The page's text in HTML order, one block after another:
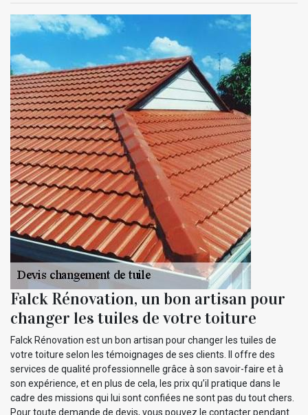
Falck Rénovation, un bon artisan pour
changer les tuiles de votre toiture
Falck Rénovation est un bon artisan pour changer les tuiles de
votre toiture selon les témoignages de ses clients. Il offre des
services de qualité professionnelle grâce à son savoir-faire et à
son expérience, et en plus de cela, les prix qu’il pratique dans le
cadre des missions qui lui sont confiées ne sont pas du tout chers.
Pour toute demande de devis, vous pouvez le contacter pendant